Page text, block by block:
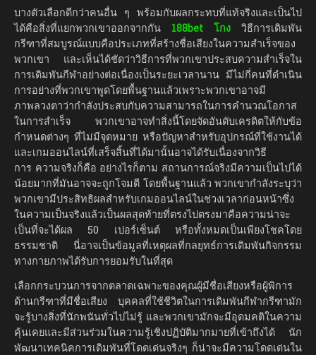
บางตัวเลือกดีกว่าคนอื่น ๆ พร้อมกับผลกระทบที่แท้จริงและเป็นไป
ได้คือสิ่งที่แยกพวกเขาออกจากกัน 188bet โกง วิธีการเดิมพัน
กรีฑาที่สมบูรณ์แบบคือประเภทที่สร้างชื่อเสียงในความสำเร็จของ
พวกเขา และเห็นได้ชัดว่าวิธีการที่พวกเขาประสบความสำเร็จใน
การเดิมพันกีฬาอย่างต่อเนื่องเป็นระยะเวลานาน มีไม่กี่คนที่ดำเนิน
การอย่างที่พวกเขาพูดโดยพื้นฐานแล้วเพราะพวกเขาอาจมี
ภาพลวงตาว่ากำลังประสบกับความสามารถในการคำนวณโอกาส
ในการสำเร็จ พวกเขาอาจทำสิ่งนี้โดยจัดอันดับเครดิตให้กับข้อ
กำหนดต่างๆ ที่ไม่มีจุดหมาย หรือปัญหาสำหรับอุปกรณ์ที่ใช้งานได้
และเกมออนไลน์ที่เสร็จสิ้นที่ได้มานั้นอาจได้รับเนื่องจากวิธี
การ ความจริงก็คือ อย่างไรก็ตาม สถานการณ์จริงมีความเป็นไปได้
น้อยมากที่มันอาจจะถูกโจมตี โดยพื้นฐานแล้ว พวกเขากำลังระบุว่า
พวกเขามีประสิทธิผลสำหรับเกมออนไลน์ในช่วงเวลาก่อนหน้าซึ่ง
ในความเป็นจริงแล้วเป็นผลสุดท้ายที่ตรงไปตรงมาคือความน่าจะ
เป็นที่จะได้ผล 50 เปอร์เซ็นต์ หรือทั้งหมดเป็นเพียงโชคโดย
ธรรมชาติ นี่อาจเป็นข้อมูลที่เหตุผลที่กลยุทธ์การเดิมพันกิจกรรม
ทางกายภาพได้รับการยอมรับในที่สุด
เลือกกระบวนการจากตลาดเฉพาะของคุณผู้มีชื่อเสียงหรือผู้พิการ
ด้านกรีฑาที่มีชื่อเสียง บุคคลที่ใช้ชีวิตในการเดิมพันกีฬากรีฑามัก
จะรู้บางสิ่งที่นักพนันทั่วไปไม่รู้ และพวกเขามักจะมีอุดมคติในความ
คุ้นเคยและมีส่วนร่วมในความรู้เชิงปฏิบัติมากมายที่เข้าถึงได้ นัก
พัฒนาเทคนิคการเดิมพันที่โดดเด่นจริงๆ ก็น่าจะมีความโดดเด่นใน